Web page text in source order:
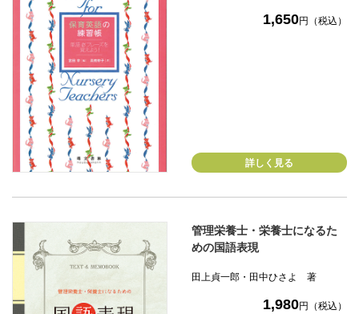
1,650円（税込）
詳しく見る
管理栄養士・栄養士になるた
めの国語表現
田上貞一郎・田中ひさよ 著
1,980円（税込）